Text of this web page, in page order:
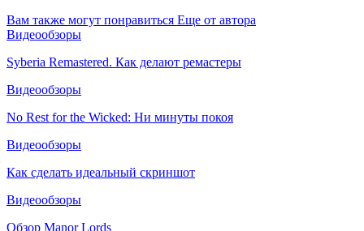
Вам также могут понравиться Еще от автора
Видеообзоры
Syberia Remastered. Как делают ремастеры
Видеообзоры
No Rest for the Wicked: Ни минуты покоя
Видеообзоры
Как сделать идеальный скриншот
Видеообзоры
Обзор Manor Lords